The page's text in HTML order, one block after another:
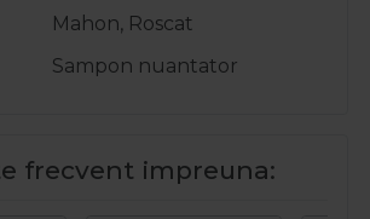
Mahon, Roscat
Sampon nuantator
frecvent impreuna: